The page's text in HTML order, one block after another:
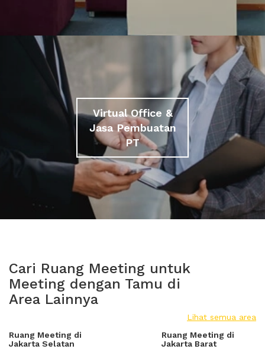
Virtual Office &
Jasa Pembuatan
PT
Cari Ruang Meeting untuk
Meeting dengan Tamu di
Area Lainnya
Lihat semua area
Ruang Meeting di
Jakarta Selatan
Ruang Meeting di
Jakarta Barat